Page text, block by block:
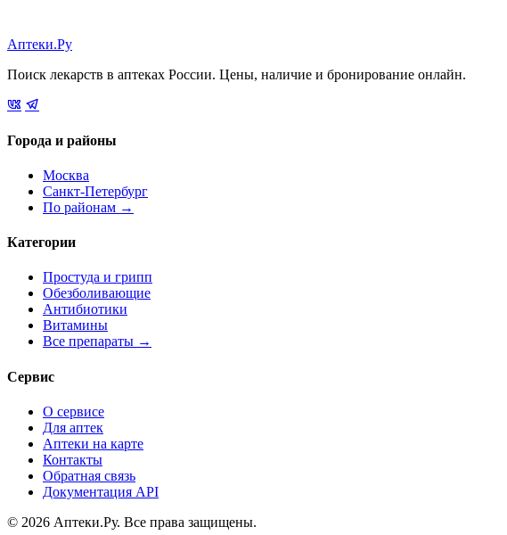
Аптеки.Ру
Поиск лекарств в аптеках России. Цены, наличие и бронирование онлайн.
Города и районы
Москва
Санкт-Петербург
По районам →
Категории
Простуда и грипп
Обезболивающие
Антибиотики
Витамины
Все препараты →
Сервис
О сервисе
Для аптек
Аптеки на карте
Контакты
Обратная связь
Документация API
© 2026 Аптеки.Ру. Все права защищены.